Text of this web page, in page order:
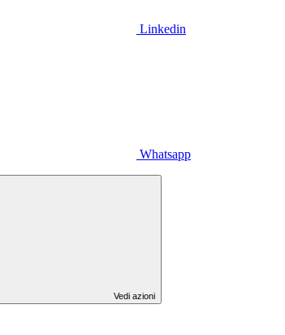
Linkedin
Whatsapp
Vedi azioni